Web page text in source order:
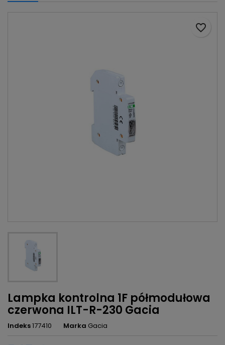
Lampka kontrolna 1F półmodułowa
czerwona ILT-R-230 Gacia
Indeks177410 Marka Gacia
favorite_border